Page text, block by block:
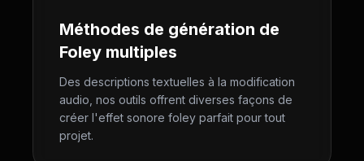
Méthodes de génération de
Foley multiples
Des descriptions textuelles à la modification
audio, nos outils offrent diverses façons de
créer l'effet sonore foley parfait pour tout
projet.